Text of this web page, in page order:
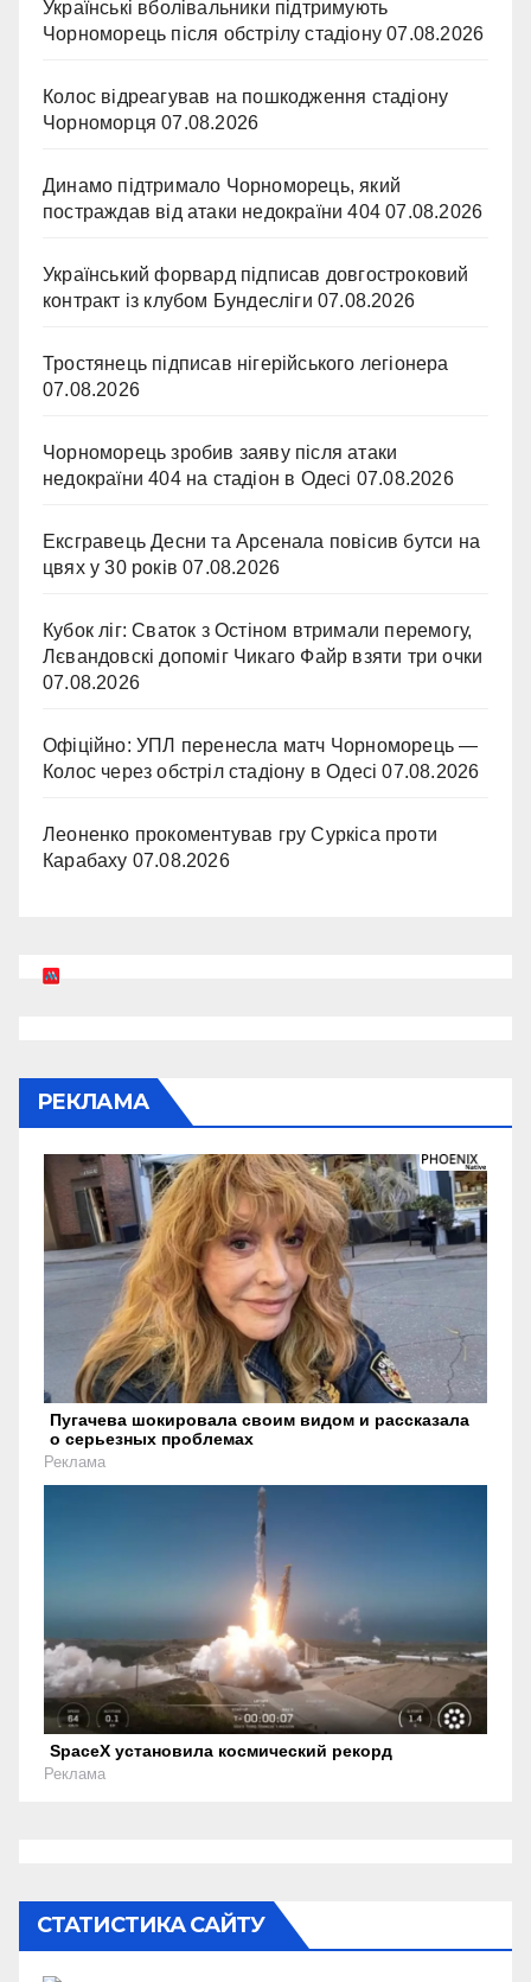
Українські вболівальники підтримують
Чорноморець після обстрілу стадіону 07.08.2026
Колос відреагував на пошкодження стадіону
Чорноморця 07.08.2026
Динамо підтримало Чорноморець, який
постраждав від атаки недокраїни 404 07.08.2026
Український форвард підписав довгостроковий
контракт із клубом Бундесліги 07.08.2026
Тростянець підписав нігерійського легіонера
07.08.2026
Чорноморець зробив заяву після атаки
недокраїни 404 на стадіон в Одесі 07.08.2026
Ексгравець Десни та Арсенала повісив бутси на
цвях у 30 років 07.08.2026
Кубок ліг: Сваток з Остіном втримали перемогу,
Лєвандовскі допоміг Чикаго Файр взяти три очки
07.08.2026
Офіційно: УПЛ перенесла матч Чорноморець —
Колос через обстріл стадіону в Одесі 07.08.2026
Леоненко прокоментував гру Суркіса проти
Карабаху 07.08.2026
РЕКЛАМА
Пугачева шокировала своим видом и рассказала
о серьезных проблемах
Реклама
SpaceX установила космический рекорд
Реклама
СТАТИСТИКА САЙТУ